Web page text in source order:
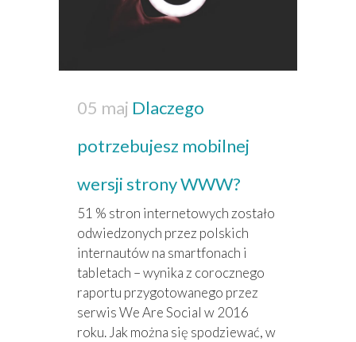
05 maj Dlaczego
potrzebujesz mobilnej
wersji strony WWW?
51 % stron internetowych zostało
odwiedzonych przez polskich
internautów na smartfonach i
tabletach – wynika z corocznego
raportu przygotowanego przez
serwis We Are Social w 2016
roku. Jak można się spodziewać, w